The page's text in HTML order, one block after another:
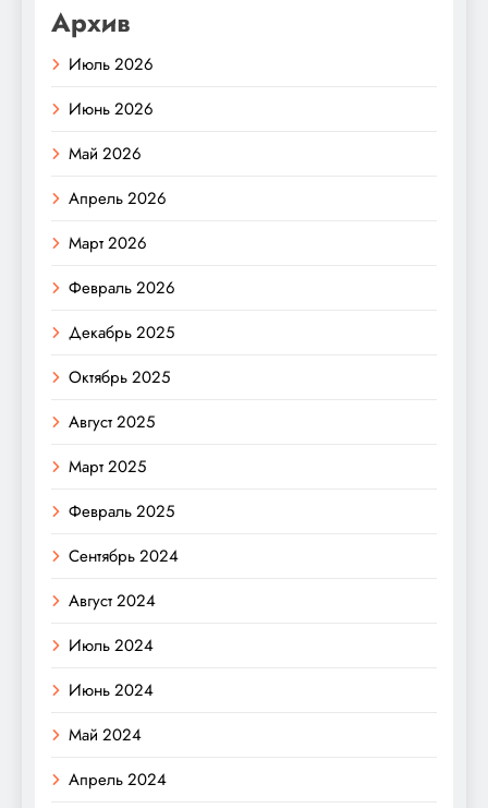
Архив
Июль 2026
Июнь 2026
Май 2026
Апрель 2026
Март 2026
Февраль 2026
Декабрь 2025
Октябрь 2025
Август 2025
Март 2025
Февраль 2025
Сентябрь 2024
Август 2024
Июль 2024
Июнь 2024
Май 2024
Апрель 2024